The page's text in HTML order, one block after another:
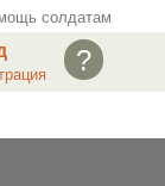
солдатам
?